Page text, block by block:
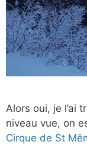
Alors oui, je l’ai
niveau vue, on
Cirque de St